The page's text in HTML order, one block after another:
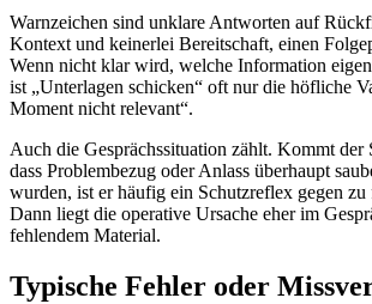
Warnzeichen sind unklare Antworten auf
Kontext und keinerlei Bereitschaft, einen
Wenn nicht klar wird, welche Information
ist „Unterlagen schicken“ oft nur die höfliche
Moment nicht relevant“.
Auch die Gesprächssituation zählt. Kommt der
dass Problembezug oder Anlass überhaupt
wurden, ist er häufig ein Schutzreflex gegen zu
Dann liegt die operative Ursache eher im
fehlendem Material.
Typische Fehler oder